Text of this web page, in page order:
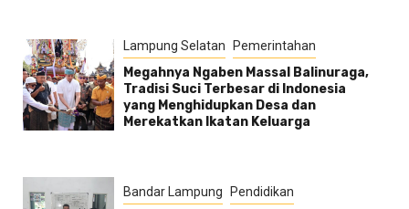
Lampung Selatan Pemerintahan
Megahnya Ngaben Massal Balinuraga,
Tradisi Suci Terbesar di Indonesia
yang Menghidupkan Desa dan
Merekatkan Ikatan Keluarga
Bandar Lampung Pendidikan